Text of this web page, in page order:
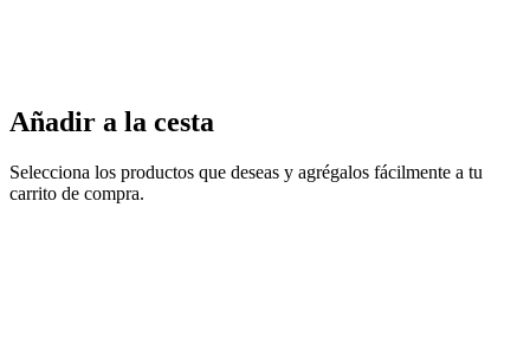
Añadir a la cesta
Selecciona los productos que deseas y agrégalos fácilmente a tu
carrito de compra.